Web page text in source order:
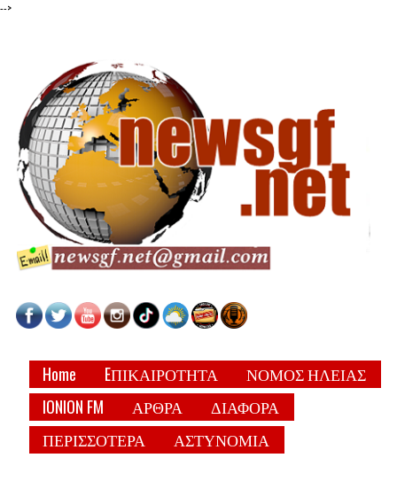
-->
Home EΠΙΚΑΙΡΟΤΗΤΑ
ΝΟΜΟΣ ΗΛΕΙΑΣ
IONION FM
ΑΡΘΡΑ
ΔΙΑΦΟΡΑ
ΠΕΡΙΣΣΟΤΕΡΑ
ΑΣΤΥΝΟΜΙΑ